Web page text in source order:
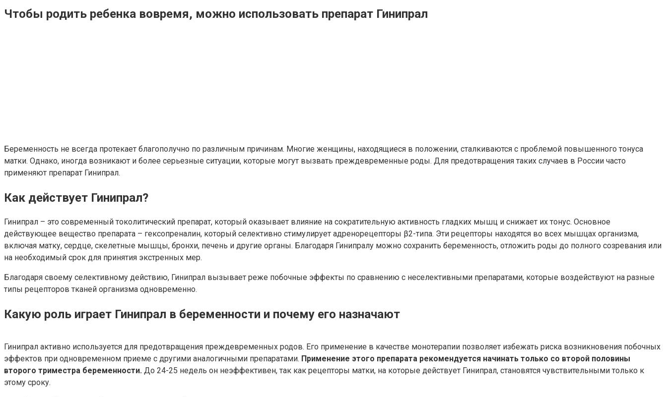
Чтобы родить ребенка вовремя, можно использовать препарат Гинипрал
Беременность не всегда протекает благополучно по различным причинам. Многие женщины, находящиеся в положении, сталкиваются с проблемой повышенного тонуса
матки. Однако, иногда возникают и более серьезные ситуации, которые могут вызвать преждевременные роды. Для предотвращения таких случаев в России часто
применяют препарат Гинипрал.
Как действует Гинипрал?
Гинипрал – это современный токолитический препарат, который оказывает влияние на сократительную активность гладких мышц и снижает их тонус. Основное
действующее вещество препарата – гексопреналин, который селективно стимулирует адренорецепторы β2-типа. Эти рецепторы находятся во всех мышцах организма,
включая матку, сердце, скелетные мышцы, бронхи, печень и другие органы. Благодаря Гинипралу можно сохранить беременность, отложить роды до полного созревания или
на необходимый срок для принятия экстренных мер.
Благодаря своему селективному действию, Гинипрал вызывает реже побочные эффекты по сравнению с неселективными препаратами, которые воздействуют на разные
типы рецепторов тканей организма одновременно.
Какую роль играет Гинипрал в беременности и почему его назначают
Гинипрал активно используется для предотвращения преждевременных родов. Его применение в качестве монотерапии позволяет избежать риска возникновения побочных
эффектов при одновременном приеме с другими аналогичными препаратами. Применение этого препарата рекомендуется начинать только со второй половины
второго триместра беременности. До 24-25 недель он неэффективен, так как рецепторы матки, на которые действует Гинипрал, становятся чувствительными только к
этому сроку.